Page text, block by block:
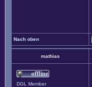
Nach oben
mathias
DGL Member